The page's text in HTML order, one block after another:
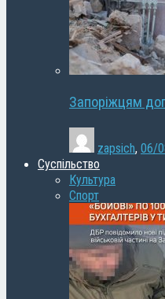
Запоріжцям
zapsich, 06/
Суспільство
Культура
Спорт